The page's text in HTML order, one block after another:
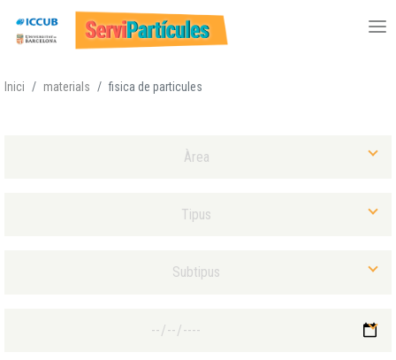
Inici materials fisica de particules